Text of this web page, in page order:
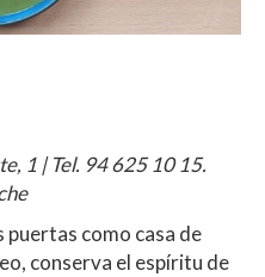
1 | Tel. 94 625 10 15.
puertas como casa de
conserva el espíritu de